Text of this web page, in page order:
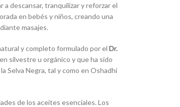
a descansar, tranquilizar y reforzar el
en bebés y niños, creando una
masajes.
y completo formulado por el Dr.
silvestre u orgánico y que ha sido
Selva Negra, tal y como en Oshadhi
de los aceites esenciales. Los